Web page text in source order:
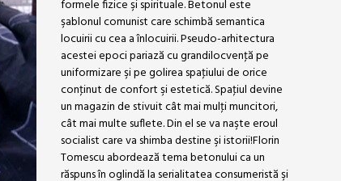
formele fizice şi spirituale. Betonul este
şablonul comunist care schimbă semantica
locuirii cu cea a înlocuirii. Pseudo-arhitectura
acestei epoci pariază cu grandilocvenţă pe
uniformizare şi pe golirea spaţiului de orice
conţinut de confort şi estetică. Spaţiul devine
un magazin de stivuit cât mai mulţi muncitori,
cât mai multe suflete. Din el se va naşte eroul
socialist care va shimba destine şi istorii!Florin
Tomescu abordează tema betonului ca un
răspuns în oglindă la serialitatea consumeristă şi